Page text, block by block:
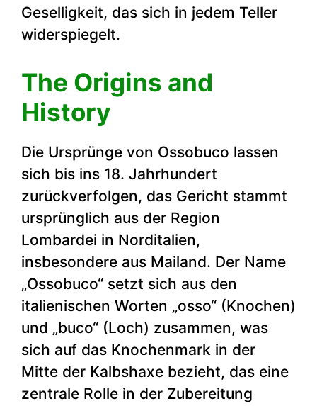
Geselligkeit, das sich in jedem Teller
widerspiegelt.
The Origins and
History
Die Ursprünge von Ossobuco lassen
sich bis ins 18. Jahrhundert
zurückverfolgen, das Gericht stammt
ursprünglich aus der Region
Lombardei in Norditalien,
insbesondere aus Mailand. Der Name
„Ossobuco“ setzt sich aus den
italienischen Worten „osso“ (Knochen)
und „buco“ (Loch) zusammen, was
sich auf das Knochenmark in der
Mitte der Kalbshaxe bezieht, das eine
zentrale Rolle in der Zubereitung